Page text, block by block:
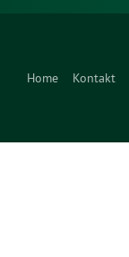
Home Kontakt